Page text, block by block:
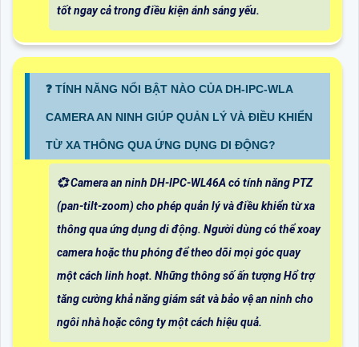
tốt ngay cả trong điều kiện ánh sáng yếu.
️❓ TÍNH NĂNG NỔI BẬT NÀO CỦA DH-IPC-WLA
CAMERA AN NINH GIÚP QUẢN LÝ VÀ ĐIỀU KHIỂN
TỪ XA THÔNG QUA ỨNG DỤNG DI ĐỘNG?
💞 Camera an ninh DH-IPC-WL46A có tính năng PTZ
(pan-tilt-zoom) cho phép quản lý và điều khiển từ xa
thông qua ứng dụng di động. Người dùng có thể xoay
camera hoặc thu phóng để theo dõi mọi góc quay
một cách linh hoạt. Những thông số ấn tượng Hổ trợ
tăng cường khả năng giám sát và bảo vệ an ninh cho
ngôi nhà hoặc công ty một cách hiệu quả.